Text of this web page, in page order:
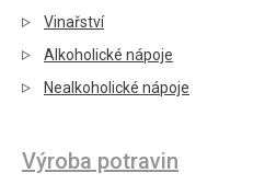
Vinařství
Alkoholické nápoje
Nealkoholické nápoje
Výroba potravin